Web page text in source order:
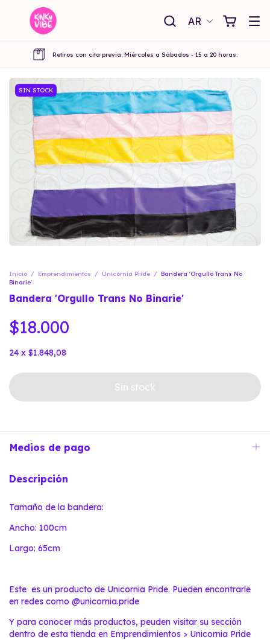
AR
Retiros con cita previa: Miércoles a Sábados - 15 a 20 horas.
SIN STOCK
Inicio / Emprendimientos / Unicornia Pride / Bandera 'Orgullo Trans No
Binarie'
Bandera 'Orgullo Trans No Binarie'
$18.000
24 x $1.848,08
Medios de pago
Descripción
Tamaño de la bandera:
Ancho: 100cm
Largo: 65cm
Este es un producto de Unicornia Pride. Pueden encontrarle
en redes como @unicornia.pride
Y para conocer más productos, peuden visitar su sección
dentro de esta tienda en Emprendimientos > Unicornia Pride